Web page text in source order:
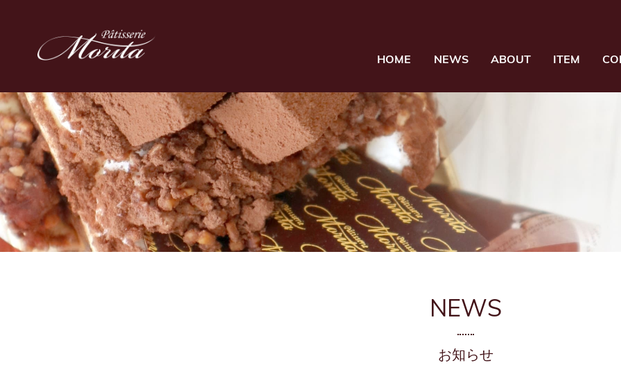
HOME NEWS ABOUT ITEM
NEWS
お知らせ